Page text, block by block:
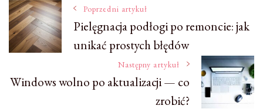
Nawigacja
wpisu
Poprzedni artykuł
Pielęgnacja podłogi po remoncie: jak
unikać prostych błędów
Następny artykuł
Windows wolno po aktualizacji — co
zrobić?